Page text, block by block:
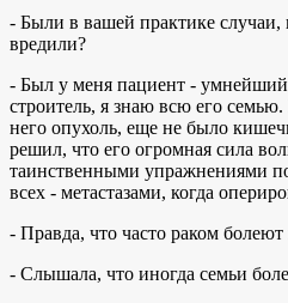
- Были в вашей практике случаи,
вредили?
- Был у меня пациент -
строитель, я знаю всю его
него опухоль, еще не было
решил, что его огромная сила
таинственными упражнениями
всех - метастазами, когда
- Правда, что часто раком
- Слышала, что иногда семьи